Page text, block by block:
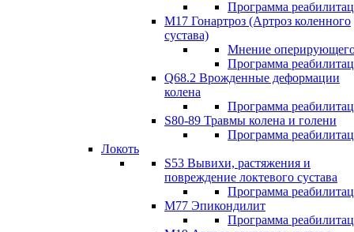
Программа
М17 Гонартроз (Артроз коленного
сустава)
Мнение
Программа
Q68.2 Врожденные деформации
колена
Программа
S80-89 Травмы колена и голени
Программа
Локоть
S53 Вывихи, растяжения и
повреждение локтевого сустава
Программа
М77 Эпикондилит
Программа